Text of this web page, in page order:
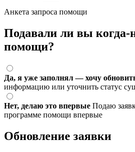
Анкета запроса помощи
Подавали ли вы когда-
помощи?
Да, я уже заполнял — хочу
информацию или уточнить статус
Нет, делаю это впервые Подаю
программе помощи впервые
Обновление заявки